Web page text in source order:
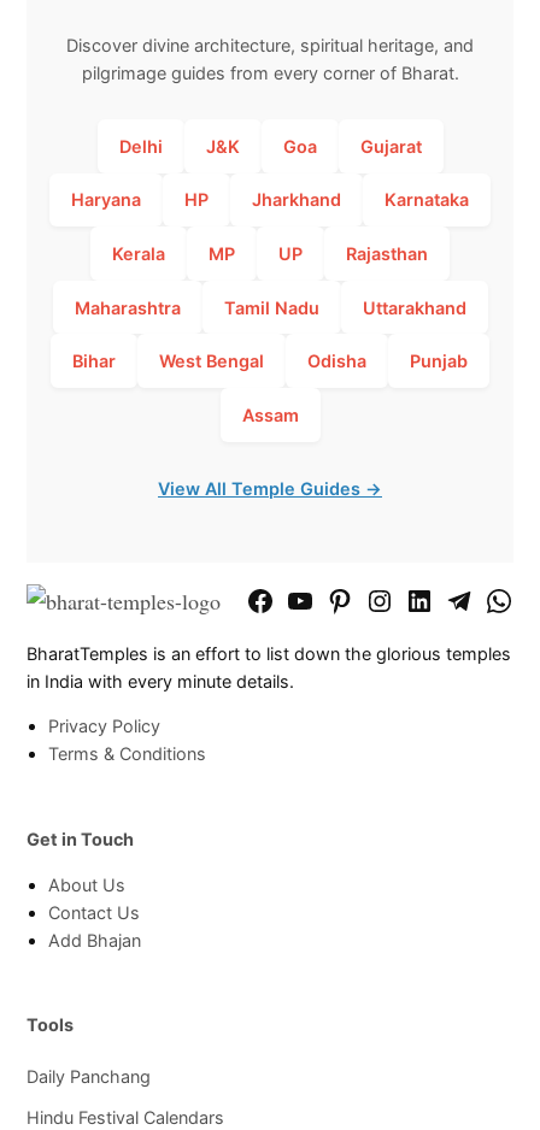
Discover divine architecture, spiritual heritage, and
pilgrimage guides from every corner of Bharat.
Delhi J&K Goa Gujarat
Haryana HP Jharkhand Karnataka
Kerala MP UP Rajasthan
Maharashtra Tamil Nadu Uttarakhand
Bihar West Bengal Odisha Punjab
Assam
View All Temple Guides →
FacebookYouTubePinterestInstagram
LinkedInTelegram
BharatTemples is an effort to list down the glorious temples
in India with every minute details.
Privacy Policy
Terms & Conditions
Get in Touch
About Us
Contact Us
Add Bhajan
Tools
Daily Panchang
Hindu Festival Calendars